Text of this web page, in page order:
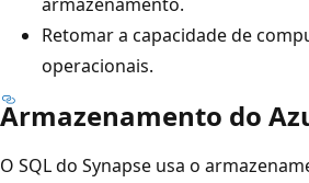
Retomar a capacidade de
operacionais.
Armazenamento do
O SQL do Synapse usa o